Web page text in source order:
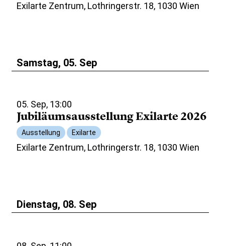
Exilarte Zentrum, Lothringerstr. 18, 1030 Wien
Samstag, 05. Sep
05. Sep, 13:00
Jubiläumsausstellung Exilarte 2026
Ausstellung Exilarte
Exilarte Zentrum, Lothringerstr. 18, 1030 Wien
Dienstag, 08. Sep